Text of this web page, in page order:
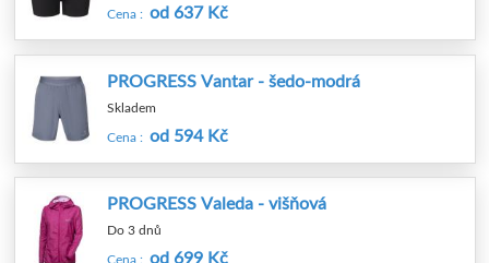
Cena : od 637 Kč
PROGRESS Vantar - šedo-modrá
Skladem
Cena : od 594 Kč
PROGRESS Valeda - višňová
Do 3 dnů
Cena : od 699 Kč